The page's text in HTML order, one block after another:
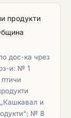
продукти
дос-ка чрез
и: № 1
и
№ 8